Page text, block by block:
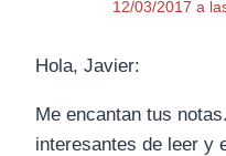
12/03/2017 a
Hola, Javier:
Me encantan tus
interesantes de leer y